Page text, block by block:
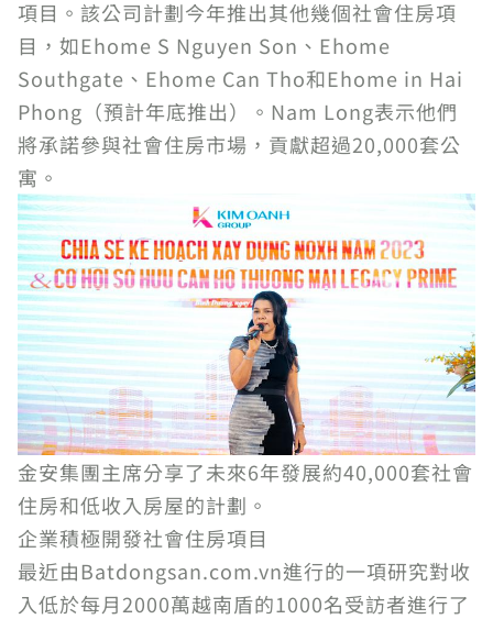
項目。該公司計劃今年推出其他幾個社會住房項
目，如Ehome S Nguyen Son、Ehome
Southgate、Ehome Can Tho和Ehome in Hai
Phong（預計年底推出）。Nam Long表示他們
將承諾參與社會住房市場，貢獻超過20,000套公
寓。
金安集團主席分享了未來6年發展約40,000套社會
住房和低收入房屋的計劃。
企業積極開發社會住房項目
最近由Batdongsan.com.vn進行的一項研究對收
入低於每月2000萬越南盾的1000名受訪者進行了